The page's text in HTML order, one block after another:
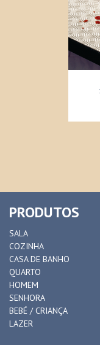
PRODUTOS
SALA
COZINHA
CASA DE BANHO
QUARTO
HOMEM
SENHORA
BEBÉ / CRIANÇA
LAZER